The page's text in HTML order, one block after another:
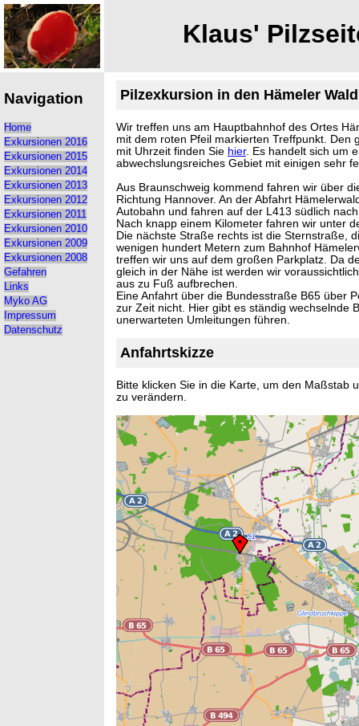
Klaus'
Navigation
Home
Exkursionen 2016
Exkursionen 2015
Exkursionen 2014
Exkursionen 2013
Exkursionen 2012
Exkursionen 2011
Exkursionen 2010
Exkursionen 2009
Exkursionen 2008
Gefahren
Links
Myko AG
Impressum
Datenschutz
Pilzexkursion in den Hämeler Wald
Wir treffen uns am Hauptbahnhof des Ortes
mit dem roten Pfeil markierten Treffpunkt. Den
mit Uhrzeit finden Sie hier. Es handelt sich um
abwechslungsreiches Gebiet mit einigen sehr
Aus Braunschweig kommend fahren wir über
Richtung Hannover. An der Abfahrt
Autobahn und fahren auf der L413 südlich
Nach knapp einem Kilometer fahren wir unter
Die nächste Straße rechts ist die Sternstraße,
wenigen hundert Metern zum Bahnhof
treffen wir uns auf dem großen Parkplatz. Da
gleich in der Nähe ist werden wir
aus zu Fuß aufbrechen.
Eine Anfahrt über die Bundesstraße B65 über
zur Zeit nicht. Hier gibt es ständig wechselnde
unerwarteten Umleitungen führen.
Anfahrtskizze
Bitte klicken Sie in die Karte, um den Maßstab
zu verändern.